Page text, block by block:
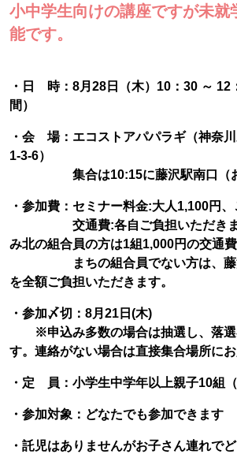
小中学生向けの講座ですが未就
能です。
・日 時：8月28日（木）10：30 ～ 12
間）
・会 場：エコストアパパラギ（神奈
1-3-6）
集合は10:15に藤沢駅南口（お
・参加費：セミナー料金:大人1,100円
交通費:各自ご負担いただきま
み北の組合員の方は1組1,000円の交通費
まちの組合員でない方は、藤沢
を全額ご負担いただきます。
・参加〆切：8月21日(木)
※申込み多数の場合は抽選し、落選
す。連絡がない場合は直接集合場所にお
・定 員：小学生中学年以上親子10組（
・参加対象：どなたでも参加できます
・託児はありませんがお子さん連れで